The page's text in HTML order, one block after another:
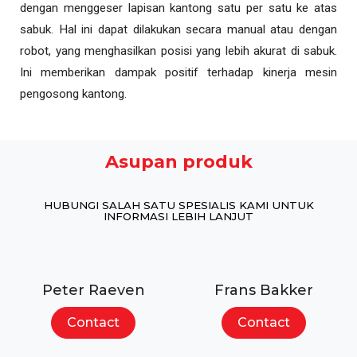
dengan menggeser lapisan kantong satu per satu ke atas
sabuk. Hal ini dapat dilakukan secara manual atau dengan
robot, yang menghasilkan posisi yang lebih akurat di sabuk.
Ini memberikan dampak positif terhadap kinerja mesin
pengosong kantong.
Asupan produk
HUBUNGI SALAH SATU SPESIALIS KAMI UNTUK
INFORMASI LEBIH LANJUT
Peter Raeven
Contact
Frans Bakker
Contact